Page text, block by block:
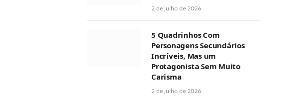
2 de julho de 2026
5 Quadrinhos Com
Personagens Secundários
Incríveis, Mas um
Protagonista Sem Muito
Carisma
2 de julho de 2026